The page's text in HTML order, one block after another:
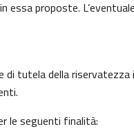
proposte.
tutela della
.
le seguenti finalità: